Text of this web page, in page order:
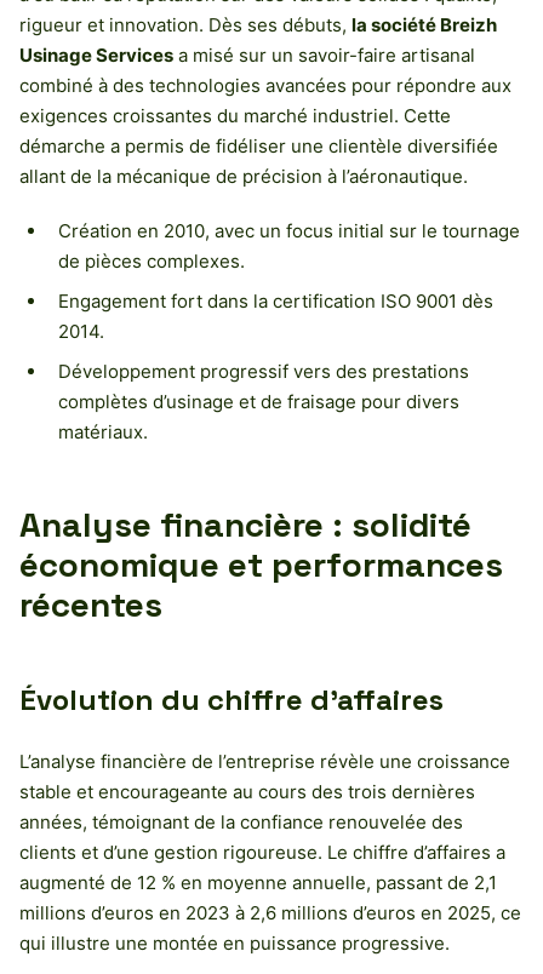
rigueur et innovation. Dès ses débuts, la société Breizh
Usinage Services a misé sur un savoir-faire artisanal
combiné à des technologies avancées pour répondre aux
exigences croissantes du marché industriel. Cette
démarche a permis de fidéliser une clientèle diversifiée
allant de la mécanique de précision à l’aéronautique.
Création en 2010, avec un focus initial sur le tournage
de pièces complexes.
Engagement fort dans la certification ISO 9001 dès
2014.
Développement progressif vers des prestations
complètes d’usinage et de fraisage pour divers
matériaux.
Analyse financière : solidité
économique et performances
récentes
Évolution du chiffre d’affaires
L’analyse financière de l’entreprise révèle une croissance
stable et encourageante au cours des trois dernières
années, témoignant de la confiance renouvelée des
clients et d’une gestion rigoureuse. Le chiffre d’affaires a
augmenté de 12 % en moyenne annuelle, passant de 2,1
millions d’euros en 2023 à 2,6 millions d’euros en 2025, ce
qui illustre une montée en puissance progressive.